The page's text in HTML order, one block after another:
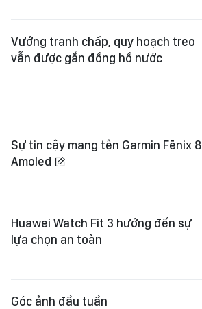
Vướng tranh chấp, quy hoạch treo
vẫn được gắn đồng hồ nước
Sự tin cậy mang tên Garmin Fēnix 8
Amoled
Huawei Watch Fit 3 hướng đến sự
lựa chọn an toàn
Góc ảnh đầu tuần